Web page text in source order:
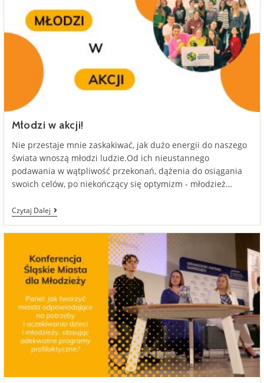
Młodzi w akcji!
Nie przestaje mnie zaskakiwać, jak dużo energii do naszego
świata wnoszą młodzi ludzie.Od ich nieustannego
podawania w wątpliwość przekonań, dążenia do osiągania
swoich celów, po niekończący się optymizm - młodzież…
Czytaj DalejMłodzi
W